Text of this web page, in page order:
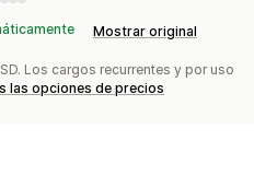
Mostrar original
Los cargos recurrentes y por uso
las opciones de precios